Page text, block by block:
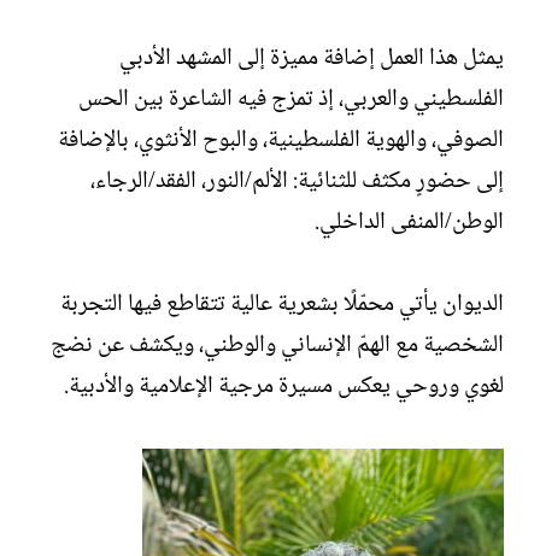
يمثل هذا العمل إضافة مميزة إلى المشهد الأدبي
الفلسطيني والعربي، إذ تمزج فيه الشاعرة بين الحس
الصوفي، والهوية الفلسطينية، والبوح الأنثوي، بالإضافة
إلى حضورٍ مكثف للثنائية: الألم/النور، الفقد/الرجاء،
الوطن/المنفى الداخلي.
الديوان يأتي محمّلًا بشعرية عالية تتقاطع فيها التجربة
الشخصية مع الهمّ الإنساني والوطني، ويكشف عن نضج
لغوي وروحي يعكس مسيرة مرجية الإعلامية والأدبية.